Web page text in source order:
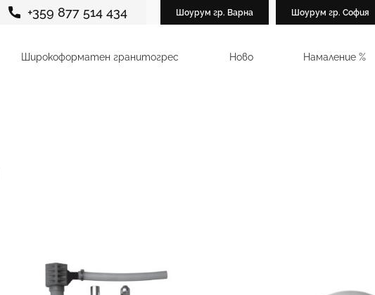
+359 877 514 434 Шоурум гр. Варна Шоурум гр. София
Широкоформатен гранитогрес Ново Намаление %